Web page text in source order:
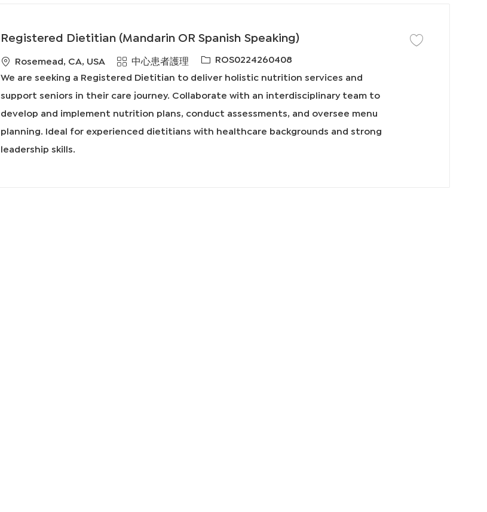
Registered Dietitian (Mandarin OR Spanish Speaking)
地
點
Rosemead, CA, USA
類
別
中心患者護理
必
需
I
D
ROS0224260408
We are seeking a Registered Dietitian to deliver holistic nutrition services and
support seniors in their care journey. Collaborate with an interdisciplinary team to
develop and implement nutrition plans, conduct assessments, and oversee menu
planning. Ideal for experienced dietitians with healthcare backgrounds and strong
leadership skills.
保存工作